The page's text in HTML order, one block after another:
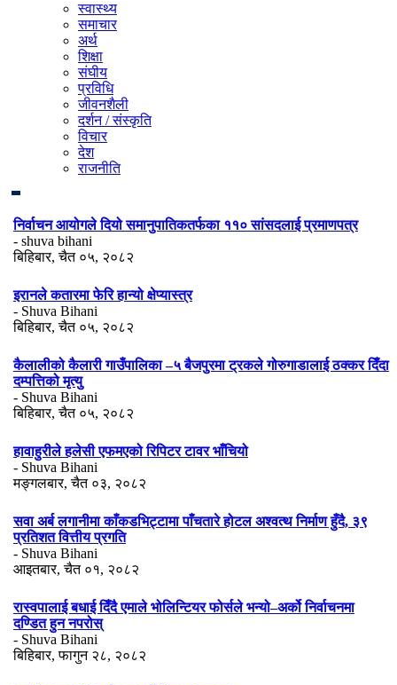
स्वास्थ्य
समाचार
अर्थ
शिक्षा
संघीय
प्रविधि
जीवनशैली
दर्शन / संस्कृति
विचार
देश
राजनीति
निर्वाचन आयोगले दियो समानुपातिकतर्फका ११० सांसदलाई प्रमाणपत्र
- shuva bihani
बिहिबार, चैत ०५, २०८२
इरानले कतारमा फेरि हान्यो क्षेप्यास्त्र
- Shuva Bihani
बिहिबार, चैत ०५, २०८२
कैलालीको कैलारी गाउँपालिका –५ बैजपुरमा ट्रकले गोरुगाडालाई ठक्कर दिँदा
दम्पत्तिको मृत्यु
- Shuva Bihani
बिहिबार, चैत ०५, २०८२
हावाहुरीले हलेसी एफमएको रिपिटर टावर भाँचियो
- Shuva Bihani
मङ्गलबार, चैत ०३, २०८२
सवा अर्ब लगानीमा काँकडभिट्टामा पाँचतारे होटल अश्वत्थ निर्माण हुँदै, ३९
प्रतिशत वित्तीय प्रगति
- Shuva Bihani
आइतबार, चैत ०१, २०८२
रास्वपालाई बधाई दिँदै एमाले भोलिन्टियर फोर्सले भन्यो–अर्को निर्वाचनमा
दण्डित हुन नपरोस्
- Shuva Bihani
बिहिबार, फागुन २८, २०८२